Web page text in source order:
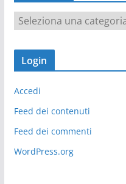
a
t
o
r
Login
Accedi
Feed dei contenuti
Feed dei commenti
WordPress.org